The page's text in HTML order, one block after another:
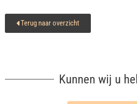
Terug naar overzicht
Kunnen wij u